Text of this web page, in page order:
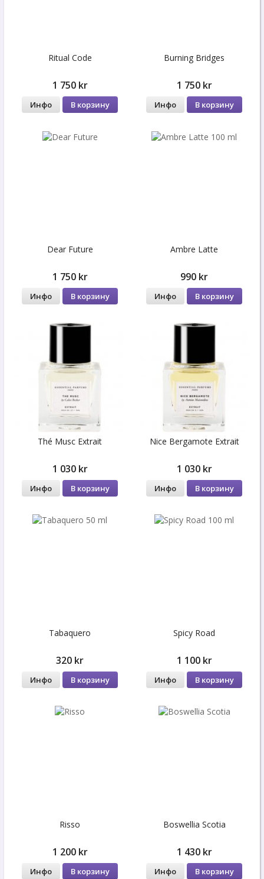
Ritual Code
1 750 kr
Инфо В корзину
Burning Bridges
1 750 kr
Инфо В корзину
Dear Future
1 750 kr
Инфо В корзину
Ambre Latte
990 kr
Инфо В корзину
Thé Musc Extrait
1 030 kr
Инфо В корзину
Nice Bergamote Extrait
1 030 kr
Инфо В корзину
Tabaquero
320 kr
Инфо В корзину
Spicy Road
1 100 kr
Инфо В корзину
Risso
1 200 kr
Инфо В корзину
Boswellia Scotia
1 430 kr
Инфо В корзину